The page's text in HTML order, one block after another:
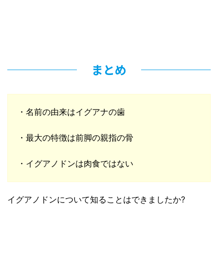
まとめ
・名前の由来はイグアナの歯
・最大の特徴は前脚の親指の骨
・イグアノドンは肉食ではない
イグアノドンについて知ることはできましたか?